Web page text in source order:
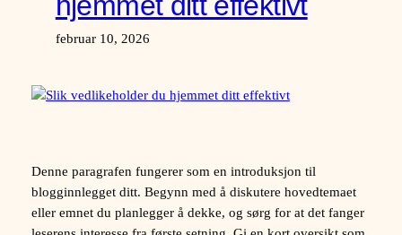
februar 10, 2026
Denne paragrafen fungerer som en introduksjon til
blogginnlegget ditt. Begynn med å diskutere hovedtemaet
eller emnet du planlegger å dekke, og sørg for at det fanger